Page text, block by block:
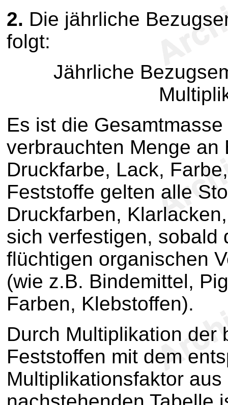
2. Die jährliche
folgt:
Jährliche
Es ist die
verbrauchten Menge
Druckfarbe, Lack,
Feststoffe gelten alle
Druckfarben,
sich verfestigen, sobald
flüchtigen organischen
(wie z.B. Bindemittel,
Farben, Klebstoffen).
Durch Multiplikation der
Feststoffen mit dem
Multiplikationsfaktor